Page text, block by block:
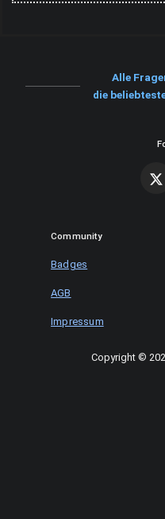
Alle
die
Community
Badges
AGB
Impressum
Copyright ©